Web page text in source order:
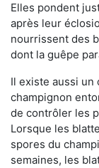
Elles pondent
après leur
nourrissent des
dont la guêpe
Il existe aussi un
champignon
de contrôler les
Lorsque les
spores du
semaines, les